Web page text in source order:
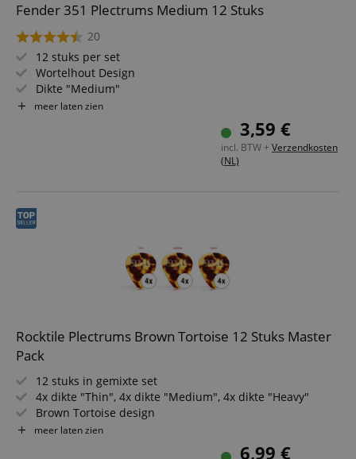
Fender 351 Plectrums Medium 12 Stuks
20
12 stuks per set
Wortelhout Design
Dikte "Medium"
Traditionele vorm
meer laten zien
3,59 €
incl. BTW + Verzendkosten
(NL)
Rocktile Plectrums Brown Tortoise 12 Stuks Master
Pack
12 stuks in gemixte set
4x dikte "Thin", 4x dikte "Medium", 4x dikte "Heavy"
Brown Tortoise design
Traditionele Teardrop-vorm
meer laten zien
6,99 €